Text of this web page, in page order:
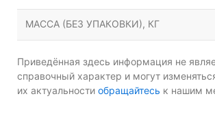
МАССА (БЕЗ УПАКОВКИ), КГ
Приведённая здесь информация не
справочный характер и могут
их актуальности обращайтесь к нашим